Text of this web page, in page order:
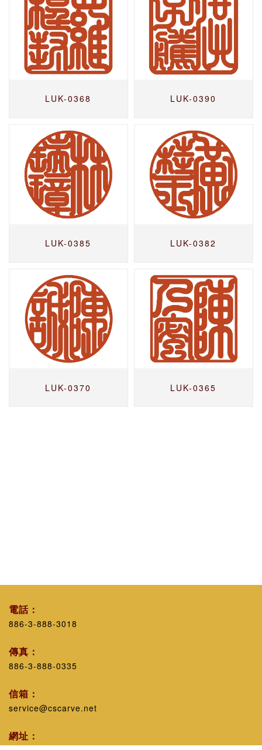
LUK-0368 LUK-0390
LUK-0385 LUK-0382
LUK-0370 LUK-0365
電話：
886-3-888-3018
傳真：
886-3-888-0335
信箱：
service@cscarve.net
網址：